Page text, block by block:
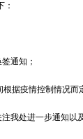
：
通知；
据疫情控制情况而
我处进一步通知以